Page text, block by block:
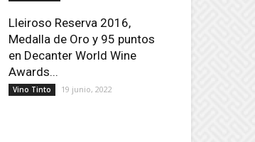
Lleiroso Reserva 2016,
Medalla de Oro y 95 puntos
en Decanter World Wine
Awards...
Vino Tinto 19 junio, 2022